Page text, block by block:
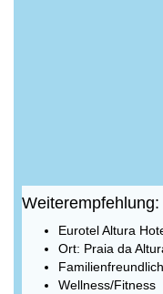
Eurotel Altura
Ort: Praia da
Familienfreundlich
Wellness/Fitness